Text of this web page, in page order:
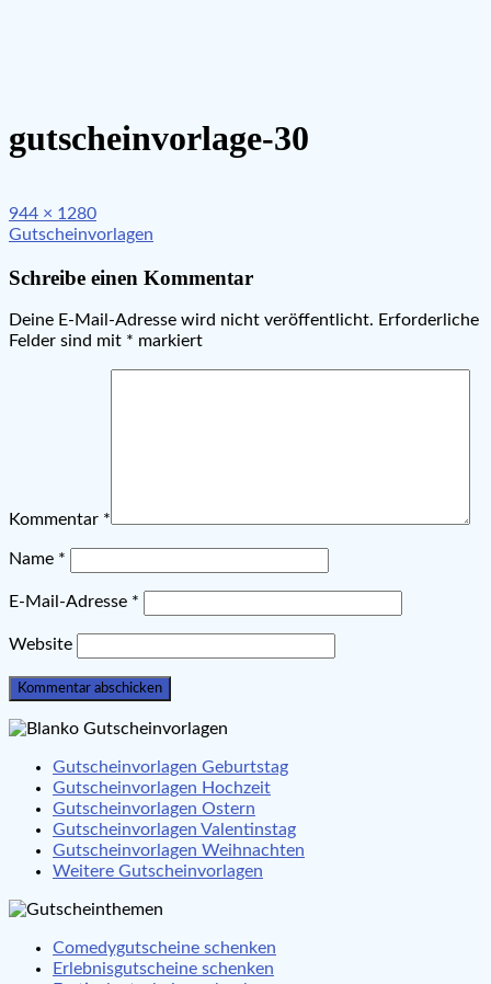
gutscheinvorlage-30
Full
size
944 × 1280
Beitragsnavigation
Gutscheinvorlagen
Schreibe einen Kommentar
Deine E-Mail-Adresse wird nicht veröffentlicht. Erforderliche
Felder sind mit * markiert
Kommentar *
Name *
E-Mail-Adresse *
Website
Gutscheinvorlagen Geburtstag
Gutscheinvorlagen Hochzeit
Gutscheinvorlagen Ostern
Gutscheinvorlagen Valentinstag
Gutscheinvorlagen Weihnachten
Weitere Gutscheinvorlagen
Comedygutscheine schenken
Erlebnisgutscheine schenken